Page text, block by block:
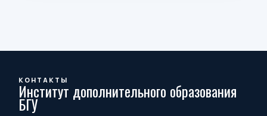
КОНТАКТЫ
Институт дополнительного образования
БГУ